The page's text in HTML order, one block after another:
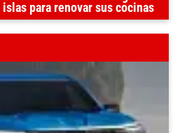
para renovar sus cocinas